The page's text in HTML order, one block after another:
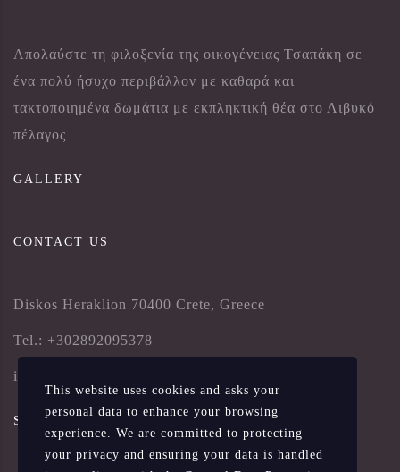
Απολαύστε τη φιλοξενία της οικογένειας Τσαπάκη σε
ένα πολύ ήσυχο περιβάλλον με καθαρά και
τακτοποιημένα δωμάτια με εκπληκτική θέα στο Λιβυκό
πέλαγος
GALLERY
CONTACT US
Diskos Heraklion 70400 Crete, Greece
Tel.: +302892095378
info@villa-tsapakis.gr
SOCIAL MEDIA
This website uses cookies and asks your
personal data to enhance your browsing
experience. We are committed to protecting
your privacy and ensuring your data is handled